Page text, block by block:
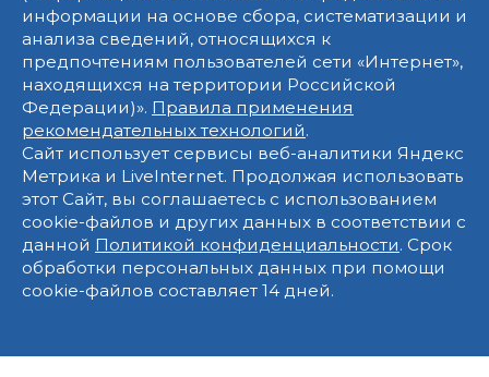
информации на основе сбора, систематизации и
анализа сведений, относящихся к
предпочтениям пользователей сети «Интернет»,
находящихся на территории Российской
Федерации)». Правила применения
рекомендательных технологий.
Сайт использует сервисы веб-аналитики Яндекс
Метрика и LiveInternet. Продолжая использовать
этот Сайт, вы соглашаетесь с использованием
cookie-файлов и других данных в соответствии с
данной Политикой конфиденциальности. Срок
обработки персональных данных при помощи
cookie-файлов составляет 14 дней.